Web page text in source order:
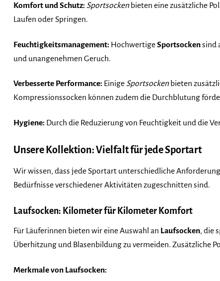
Komfort und Schutz: Sportsockenbieten eine zusätzliche
Laufen oder Springen.
Feuchtigkeitsmanagement: HochwertigeSportsockensind
und unangenehmen Geruch.
Verbesserte Performance: Einige Sportsockenbieten
Kompressionssocken können zudem die Durchblutung
Hygiene: Durch die Reduzierung von Feuchtigkeit und die
Unsere Kollektion: Vielfalt für jede Sportart
Wir wissen, dass jede Sportart unterschiedliche
Bedürfnisse verschiedener Aktivitäten zugeschnitten sind.
Laufsocken: Kilometer für Kilometer Komfort
Für Läuferinnen bieten wir eine Auswahl an Laufsocken, die
Überhitzung und Blasenbildung zu vermeiden. Zusätzliche
Merkmale von Laufsocken: